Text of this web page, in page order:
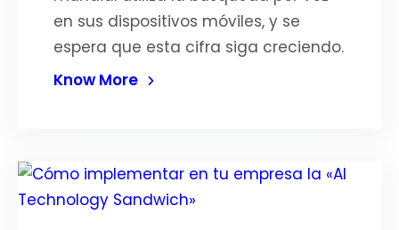
en sus dispositivos móviles, y se
espera que esta cifra siga creciendo.
Know More